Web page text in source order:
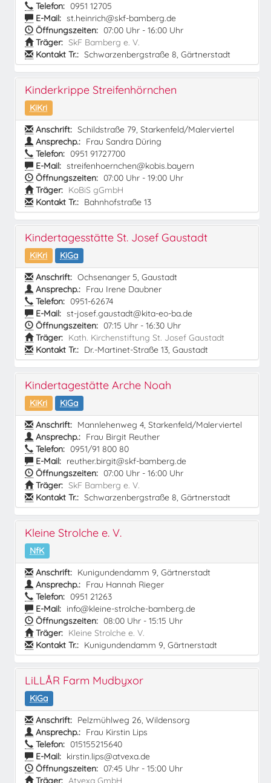
Telefon: 0951 12705
E-Mail: st.heinrich@skf-bamberg.de
Öffnungszeiten: 07:00 Uhr - 16:00 Uhr
Träger: SkF Bamberg e. V.
Kontakt Tr.: Schwarzenbergstraße 8, Gärtnerstadt
Kinderkrippe Streifenhörnchen
KiKri
Anschrift: Schildstraße 79, Starkenfeld/Malerviertel
Ansprechp.: Frau Sandra Düring
Telefon: 0951 91727700
E-Mail: streifenhoernchen@kobis.bayern
Öffnungszeiten: 07:00 Uhr - 19:00 Uhr
Träger: KoBiS gGmbH
Kontakt Tr.: Bahnhofstraße 13
Kindertagesstätte St. Josef Gaustadt
KiKri
KiGa
Anschrift: Ochsenanger 5, Gaustadt
Ansprechp.: Frau Irene Daubner
Telefon: 0951-62674
E-Mail: st-josef.gaustadt@kita-eo-ba.de
Öffnungszeiten: 07:15 Uhr - 16:30 Uhr
Träger: Kath. Kirchenstiftung St. Josef Gaustadt
Kontakt Tr.: Dr.-Martinet-Straße 13, Gaustadt
Kindertagestätte Arche Noah
KiKri
KiGa
Anschrift: Mannlehenweg 4, Starkenfeld/Malerviertel
Ansprechp.: Frau Birgit Reuther
Telefon: 0951/91 800 80
E-Mail: reuther.birgit@skf-bamberg.de
Öffnungszeiten: 07:00 Uhr - 16:00 Uhr
Träger: SkF Bamberg e. V.
Kontakt Tr.: Schwarzenbergstraße 8, Gärtnerstadt
Kleine Strolche e. V.
NfK
Anschrift: Kunigundendamm 9, Gärtnerstadt
Ansprechp.: Frau Hannah Rieger
Telefon: 0951 21263
E-Mail: info@kleine-strolche-bamberg.de
Öffnungszeiten: 08:00 Uhr - 15:15 Uhr
Träger: Kleine Strolche e. V.
Kontakt Tr.: Kunigundendamm 9, Gärtnerstadt
LiLLÅR Farm Mudbyxor
KiGa
Anschrift: Pelzmühlweg 26, Wildensorg
Ansprechp.: Frau Kirstin Lips
Telefon: 015155215640
E-Mail: kirstin.lips@atvexa.de
Öffnungszeiten: 07:45 Uhr - 15:00 Uhr
Träger: Atvexa GmbH